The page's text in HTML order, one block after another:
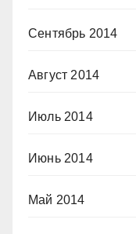
Сентябрь 2014
Август 2014
Июль 2014
Июнь 2014
Май 2014